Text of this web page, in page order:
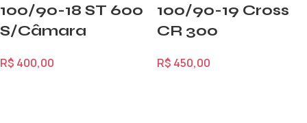
100/90-18 ST 600
S/Câmara
R$ 400,00
100/90-19 Cross
CR 300
R$ 450,00